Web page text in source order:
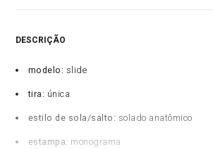
modelo: slide
tira: única
estilo de sola/salto: solado anatômico
estampa: monograma